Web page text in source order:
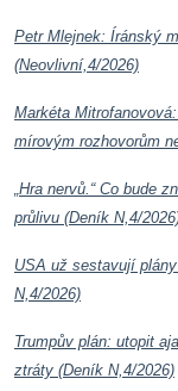
Petr Mlejnek: Íránský
(Neovlivní,4/2026)
Markéta
mírovým rozhovorům
„Hra nervů.“ Co bude
průlivu (Deník N,4/
USA už sestavují
N,4/2026)
Trumpův plán: utopit
ztráty (Deník N,4/2026)